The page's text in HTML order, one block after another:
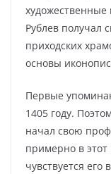
Рублев получал
приходских
основы
Первые
1405 году.
начал свою
примерно в
чувствуется